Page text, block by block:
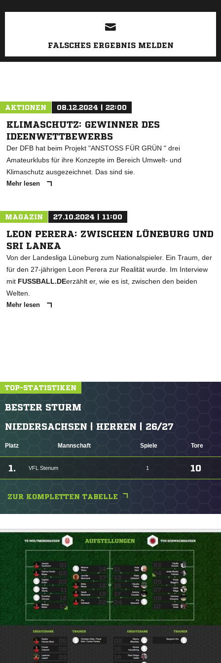
FALSCHES ERGEBNIS MELDEN
AKTIONEN 08.12.2024 | 22:00
KLIMASCHUTZ: GEWINNER DES
IDEENWETTBEWERBS
Der DFB hat beim Projekt "ANSTOSS FÜR GRÜN " drei
Amateurklubs für ihre Konzepte im Bereich Umwelt- und
Klimaschutz ausgezeichnet. Das sind sie.
Mehr lesen
MAGAZIN 27.10.2024 | 11:00
LEON PERERA: ZWISCHEN LÜNEBURG UND
SRI LANKA
Von der Landesliga Lüneburg zum Nationalspieler. Ein Traum, der
für den 27-jährigen Leon Perera zur Realität wurde. Im Interview
mit FUSSBALL.DEerzählt er, wie es ist, zwischen den beiden
Welten.
Mehr lesen
TOP-STATISTIKEN
BESTER STURM
NIEDERSACHSEN | HERREN | 26/27
Platz Mannschaft Spiele Tore
1. VFL Stenum 1 10
ZUR KOMPLETTEN TABELLE